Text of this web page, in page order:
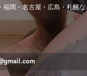
岡・名古屋・広島・札幌な